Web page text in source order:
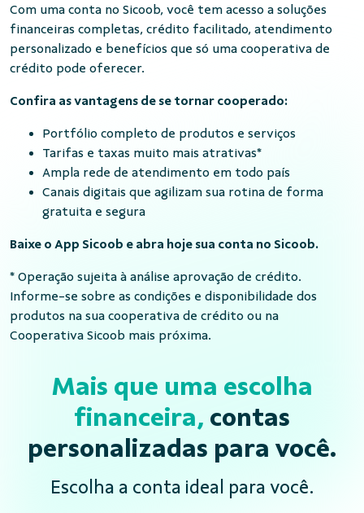
Com uma conta no Sicoob, você tem acesso a soluções
financeiras completas, crédito facilitado, atendimento
personalizado e benefícios que só uma cooperativa de
crédito pode oferecer.
Confira as vantagens de se tornar cooperado:
Portfólio completo de produtos e serviços
Tarifas e taxas muito mais atrativas*
Ampla rede de atendimento em todo país
Canais digitais que agilizam sua rotina de forma
gratuita e segura
Baixe o App Sicoob e abra hoje sua conta no Sicoob.
* Operação sujeita à análise aprovação de crédito.
Informe-se sobre as condições e disponibilidade dos
produtos na sua cooperativa de crédito ou na
Cooperativa Sicoob mais próxima.
Mais que uma escolha
financeira, contas
personalizadas para você.
Escolha a conta ideal para você.